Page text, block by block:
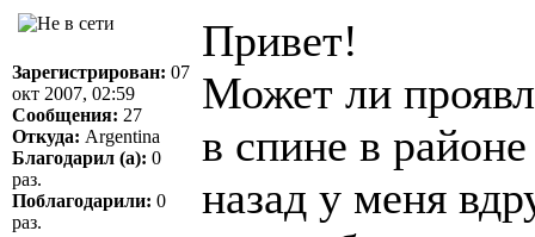
Зарегистрирован: 07
окт 2007, 02:59
Сообщения: 27
Откуда: Argentina
Благодарил (а): 0
раз.
Поблагодарили: 0
раз.
Привет!
Может ли
в спине в
назад у меня